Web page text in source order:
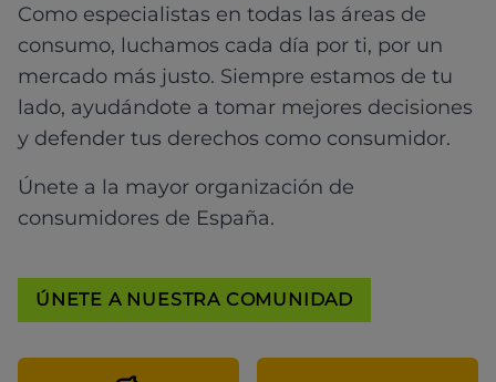
Como especialistas en todas las áreas de
consumo, luchamos cada día por ti, por un
mercado más justo. Siempre estamos de tu
lado, ayudándote a tomar mejores decisiones
y defender tus derechos como consumidor.
Únete a la mayor organización de
consumidores de España.
ÚNETE A NUESTRA COMUNIDAD